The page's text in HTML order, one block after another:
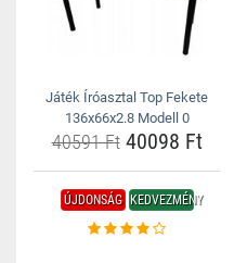
Játék Íróasztal Top Fekete
136x66x2.8 Modell 0
40591 Ft40098 Ft
ÚJDONSÁG KEDVEZMÉNY